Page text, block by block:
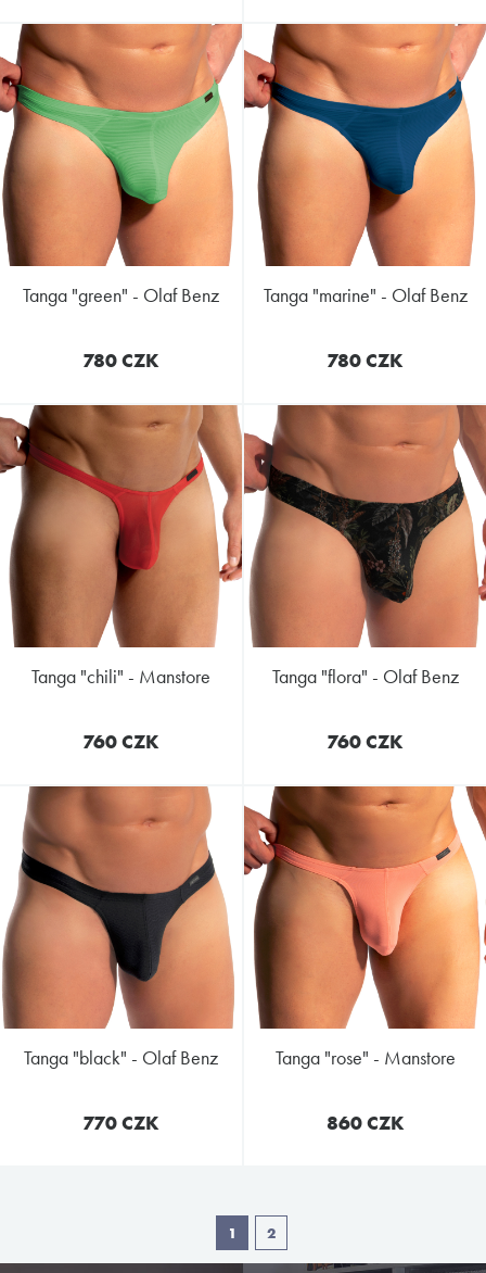
tanga "green" - Olaf Benz
780 CZK
tanga "marine" - Olaf Benz
780 CZK
tanga "chili" - Manstore
760 CZK
tanga "flora" - Olaf Benz
760 CZK
tanga "black" - Olaf Benz
770 CZK
tanga "rose" - Manstore
860 CZK
1 2